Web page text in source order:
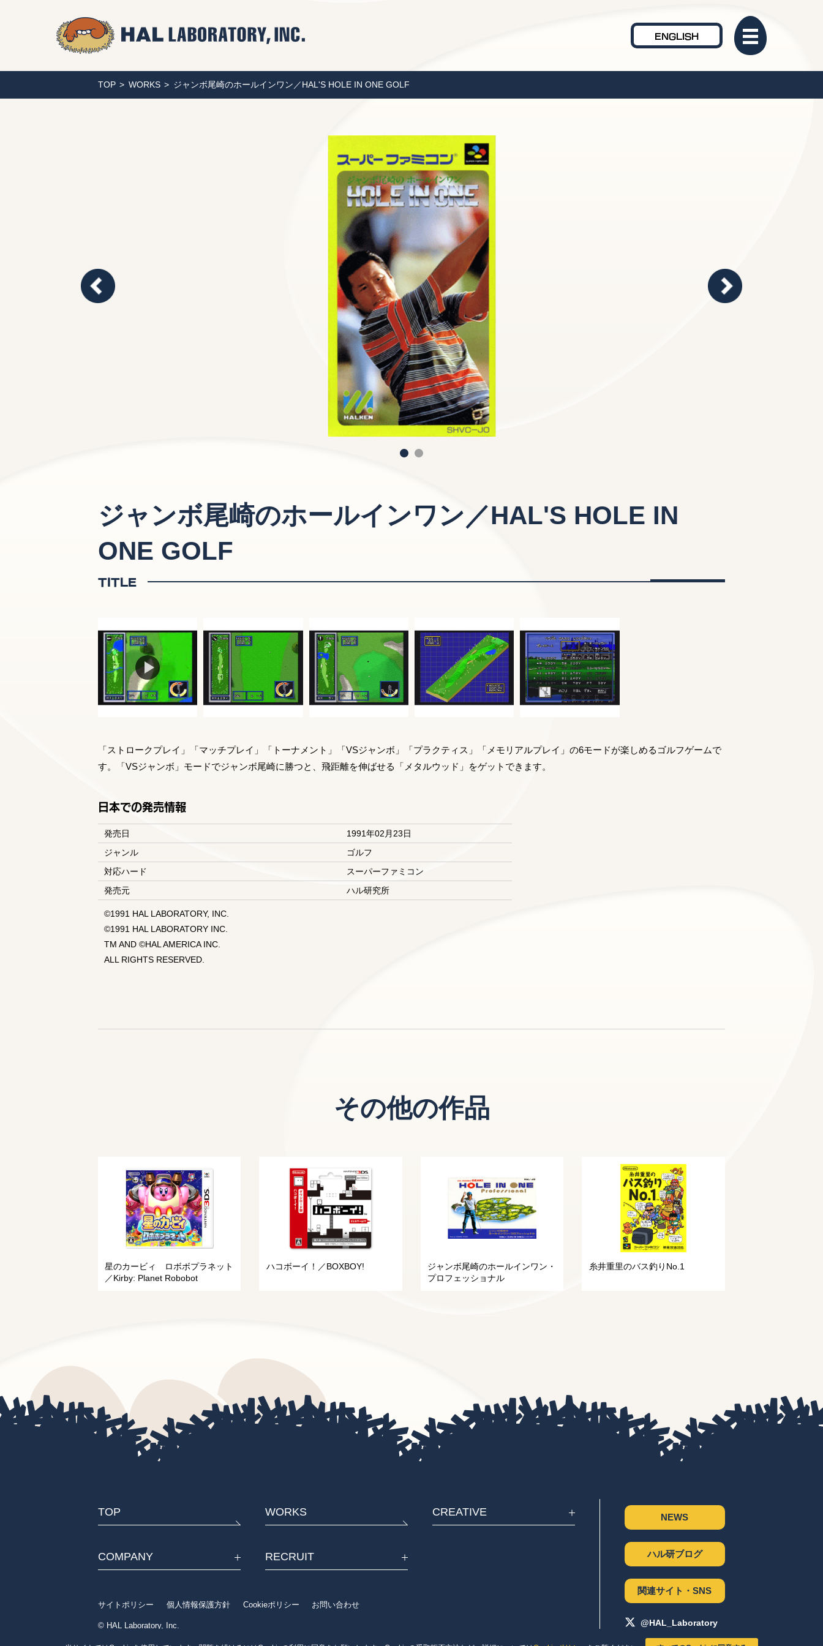
ENGLISH
TOP WORKS ジャンボ尾崎のホールインワン／HAL'S HOLE IN ONE GOLF
ジャンボ尾崎のホールインワン／HAL'S HOLE IN
ONE GOLF
TITLE
「ストロークプレイ」「マッチプレイ」「トーナメント」「VSジャンボ」「プラクティス」「メモリアルプレイ」の6モードが楽しめるゴルフゲームで
す。「VSジャンボ」モードでジャンボ尾崎に勝つと、飛距離を伸ばせる「メタルウッド」をゲットできます。
日本での発売情報
発売日
1991年02月23日
ジャンル
ゴルフ
対応ハード
スーパーファミコン
発売元
ハル研究所
©1991 HAL LABORATORY, INC.
©1991 HAL LABORATORY INC.
TM AND ©HAL AMERICA INC.
ALL RIGHTS RESERVED.
その他の作品
星のカービィ ロボボプラネット
／Kirby: Planet Robobot
ハコボーイ！／BOXBOY!
ジャンボ尾崎のホールインワン・
プロフェッショナル
糸井重里のバス釣りNo.1
TOP WORKS CREATIVE
COMPANY RECRUIT
サイトポリシー 個人情報保護方針 Cookieポリシー お問い合わせ
© HAL Laboratory, Inc.
NEWS
ハル研ブログ
関連サイト・SNS
@HAL_Laboratory